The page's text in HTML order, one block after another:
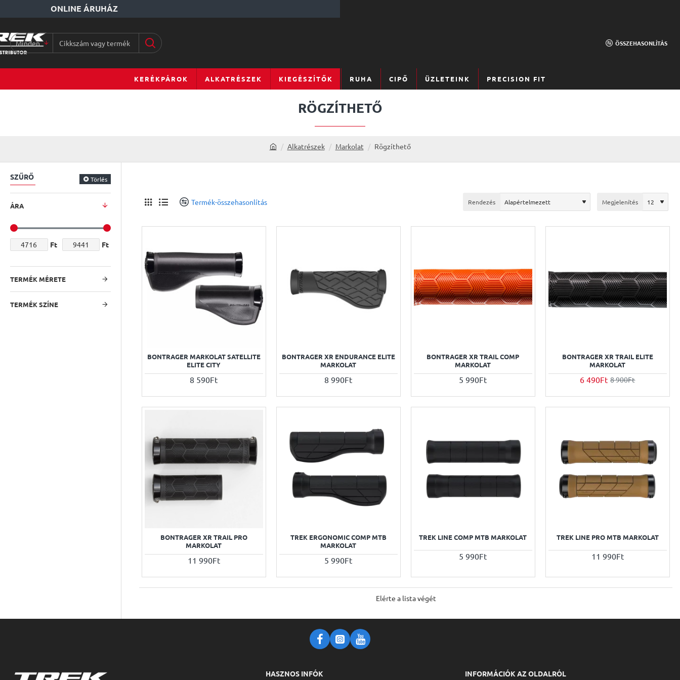
ONLINE ÁRUHÁZ
Minden
Cikkszám
terméknév...
ÖSSZEHASONLÍTÁS
KERÉKPÁROK ALKATRÉSZEK KIEGÉSZÍTŐK RUHA CIPŐ ÜZLETEINK PRECISION FIT
RÖGZÍTHETŐ
o
Alkatrészek Markolat Rögzíthető
SZŰRŐ Törlés
ÁRA
Ft Ft
TERMÉK MÉRETE
TERMÉK SZÍNE
Termék-összehasonlítás Rendezés Megjelenítés
BONTRAGER MARKOLAT SATELLITE
ELITE CITY
8 590Ft
BONTRAGER XR ENDURANCE ELITE
MARKOLAT
8 990Ft
BONTRAGER XR TRAIL COMP
MARKOLAT
5 990Ft
BONTRAGER XR TRAIL ELITE
MARKOLAT
6 490Ft 8 900Ft
BONTRAGER XR TRAIL PRO
MARKOLAT
11 990Ft
TREK ERGONOMIC COMP MTB
MARKOLAT
5 990Ft
TREK LINE COMP MTB MARKOLAT
5 990Ft
TREK LINE PRO MTB MARKOLAT
11 990Ft
Elérte a lista végét
HASZNOS INFÓK INFORMÁCIÓK AZ OLDALRÓL